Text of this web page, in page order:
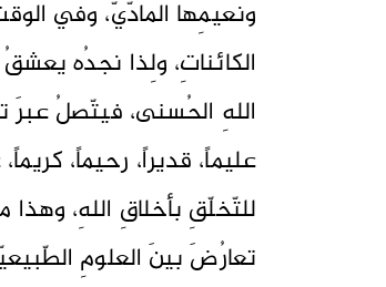
ونعيمِها المادّيّ، وفي
الكائناتِ، ولِذا نجدُه
اللهِ الحُسنى، فيتّصلُ عبرَ
عليماً، قديراً، رحيماً،
للتّخلّقِ بأخلاقِ اللهِ،
تعارُضَ بينَ العلومِ